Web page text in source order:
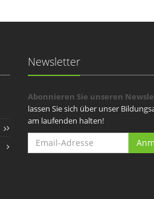
Newsletter
Abonnieren Sie unseren
lassen Sie sich über unser
am laufenden halten!